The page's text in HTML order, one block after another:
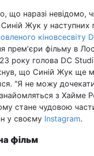
що наразі невідомо,
Жук у наступних
кіновсесвіту
прем'єри фільму в
року голова DC
що Синій Жук ще
"Я не можу
з Хайме
стане чудовою
у своєму Instagram.
фільм